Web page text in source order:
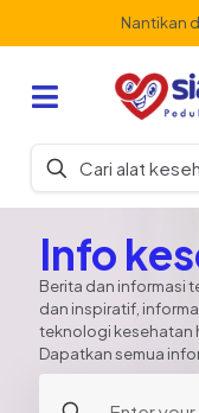
Nantikan
Info
Berita dan informasi
dan inspiratif,
teknologi kesehatan
Dapatkan semua